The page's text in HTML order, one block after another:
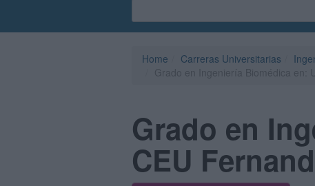
Home Carreras Universitarias
Grado en
CEU